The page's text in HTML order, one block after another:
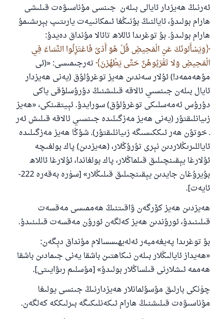
ئەرنىڭ ھەيزدار ئايالى بىلەن جىنسى مۇناسىۋەت قىلىشى
ھارام بولىدۇ، ئايالنىڭ بۇنىڭغا ئىمكانىيەت يارىتىپ بېرىشىمۇ
ھارام بولىدۇ. بۇ توغرىدا ئاللاھ تائالا مۇنداق دەيدۇ:
وَيَسْأَلونَكَ عَنِ الْمَحِيضِ قُلْ هُوَ أَذىً فَاعْتَزِلُوا النِّسَاءَ فِي
الْمَحِيضِ وَلا تَقْرَبُوهُنَّ حَتَّى يَطْهُرْنَ تەرجىمىسى: «(ئى
مۇھەممەد!) ئۇلار سەندىن ھەيز توغرۇلۇق (يەنى ھەيزدار
ئايال بىلەن جىنسىي ئالاقە قىلىشنىڭ دۇرۇسلۇقى ياكى
دۇرۇس ئەمەسلىكى توغرۇلۇق) سورايدۇ. ئېيتقىنكى، «ھەيز
زىيانلىقتۇر (يەنى ھەيز مەزگىلىدە جىنسىي ئالاقە قىلىش ئەر
ـ خوتۇن ھەر ئىككىسىگە زىيانلىقتۇر). شۇڭا ھەيز مەزگىلىدە
ئاياللىرىڭلاردىن نېرى تۇرۇڭلار، (ھەيزدىن) پاك بولغىچە
ئۇلارغا يېقىنچىلىق قىلماڭلار، پاك بولغاندا، ئۇلارغا ئاللاھ
بۇيرۇغان جايدىن يېقىنچىلىق قىلىڭلار» [سۈرە بەقەرە 222-
ئايەت].
ھەيزدىن ھەيز كۆرگەن ۋاقىتنىڭ ھەممىسى مەقسەت
قىلىنىدۇ، ئورۇندىن ھەيز كەلگەن ئورۇن مەقسەت قىلىنىدۇ.
بۇ توغرىدا پەيغەمبەر ئەلەيھىسسالام مۇنداق دېگەن:
«ھەيداز ئايالىڭلار بىلەن نىكاھتىن باشقا يەنى جىمادىن باشقا
ھەممە ئىشلارنى قىلساڭلار بولىدۇ» [مۇسلىم رىۋايىتى].
چۈنكى بارلىق مۇسۇلمانلار ھەيزدارنىڭ جىنسى يولىغا
مۇناسىۋەت قىلىشنىڭ ھارام ئىكەنلىكىگە بىرلىككە كەلگەن.
110845 - نومۇرلۇق سوئالنىڭ جاۋابى
ئائىلىنى ساقلاپ قالدى
ئۇممەتكە جاۋاپ بېرىشىمىزگە ياردەم قىلىڭ